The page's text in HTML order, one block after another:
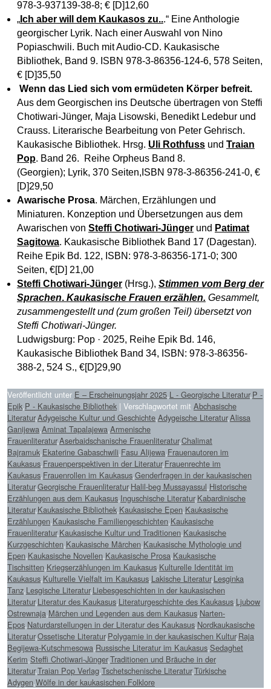
978-3-937139-38-8; € [D]12,60
„Ich aber will dem Kaukasos zu...“ Eine Anthologie
georgischer Lyrik. Nach einer Auswahl von Nino
Popiaschwili. Buch mit Audio-CD. Kaukasische
Bibliothek, Band 9. ISBN 978-3-86356-124-6, 578 Seiten,
€ [D]35,50
Wenn das Lied sich vom ermüdeten Körper befreit.
Aus dem Georgischen ins Deutsche übertragen von Steffi
Chotiwari-Jünger, Maja Lisowski, Benedikt Ledebur und
Crauss. Literarische Bearbeitung von Peter Gehrisch.
Kaukasische Bibliothek. Hrsg. Uli Rothfussund Traian
Pop. Band 26. Reihe Orpheus Band 8.
(Georgien); Lyrik, 370 Seiten,ISBN 978-3-86356-241-0, €
[D]29,50
Awarische Prosa. Märchen, Erzählungen und
Miniaturen. Konzeption und Übersetzungen aus dem
Awarischen von Steffi Chotiwari-Jüngerund Patimat
Sagitowa. Kaukasische Bibliothek Band 17 (Dagestan).
Reihe Epik Bd. 122, ISBN: 978-3-86356-171-0; 300
Seiten, €[D] 21,00
Steffi Chotiwari-Jünger(Hrsg.), Stimmen vom Berg der
Sprachen.Kaukasische Frauen erzählen. Gesammelt,
zusammengestellt und (zum großen Teil) übersetzt von
Steffi Chotiwari-Jünger.
Ludwigsburg: Pop · 2025, Reihe Epik Bd. 146,
Kaukasische Bibliothek Band 34, ISBN: 978-3-86356-
388-2, 524 S., €[D]29,90
Veröffentlicht unter E – Erscheinungsjahr 2025,L - Georgische Literatur,P -
Epik,P - Kaukasische Bibliothek | Verschlagwortet mit Abchasische
Literatur,Adygeische Kultur und Geschichte,Adygeische Literatur,Alissa
Ganijewa,Aminat Tapalajewa,Armenische
Frauenliteratur,Aserbaidschanische Frauenliteratur,Chalimat
Bajramuk,Ekaterine Gabaschwili,Fasu Alijewa,Frauenautoren im
Kaukasus,Frauenperspektiven in der Literatur,Frauenrechte im
Kaukasus,Frauenrollen im Kaukasus,Genderfragen in der kaukasischen
Literatur,Georgische Frauenliteratur,Halil-beg Mussayassul,Historische
Erzählungen aus dem Kaukasus,Inguschische Literatur,Kabardinische
Literatur,Kaukasische Bibliothek,Kaukasische Epen,Kaukasische
Erzählungen,Kaukasische Familiengeschichten,Kaukasische
Frauenliteratur,Kaukasische Kultur und Traditionen,Kaukasische
Kurzgeschichten,Kaukasische Märchen,Kaukasische Mythologie und
Epen,Kaukasische Novellen,Kaukasische Prosa,Kaukasische
Tischsitten,Kriegserzählungen im Kaukasus,Kulturelle Identität im
Kaukasus,Kulturelle Vielfalt im Kaukasus,Lakische Literatur,Lesginka
Tanz,Lesgische Literatur,Liebesgeschichten in der kaukasischen
Literatur,Literatur des Kaukasus,Literaturgeschichte des Kaukasus,Ljubow
Ostrewnaja,Märchen und Legenden aus dem Kaukasus,Narten-
Epos,Naturdarstellungen in der Literatur des Kaukasus,Nordkaukasische
Literatur,Ossetische Literatur,Polygamie in der kaukasischen Kultur,Raja
Begijewa-Kutschmesowa,Russische Literatur im Kaukasus,Sedaghet
Kerim,Steffi Chotiwari-Jünger,Traditionen und Bräuche in der
Literatur,Traian Pop Verlag,Tschetschenische Literatur,Türkische
Adygen,Wölfe in der kaukasischen Folklore